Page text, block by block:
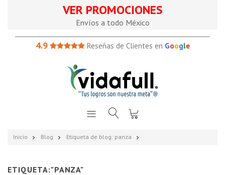
VER PROMOCIONES
Envíos a todo México
4.9 Reseñas de Clientes en Google
Inicio Blog Etiqueta de blog: panza
ETIQUETA:"PANZA"